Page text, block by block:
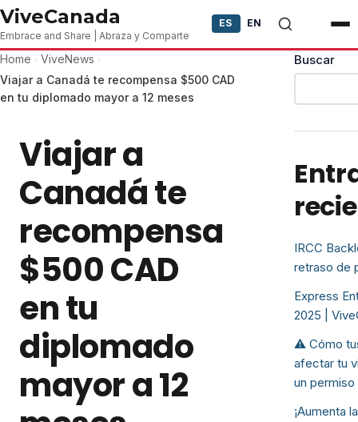
Skip to content
ViveCanada
Embrace and Share | Abraza y Comparte
ES EN
Home
ViveNews
Viajar a Canadá te recompensa $500 CAD
en tu diplomado mayor a 12 meses
Viajar a
Canadá te
recompensa
$500 CAD
en tu
diplomado
mayor a 12
Buscar
IRCC
retraso de
Express
2025 |
⚠️ Cómo
afectar tu
un
¡Aumenta